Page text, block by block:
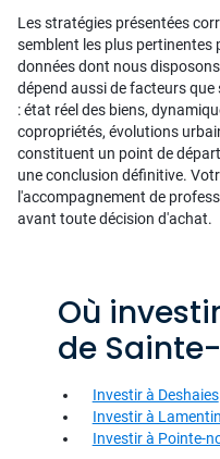
Les stratégies présentées
semblent les plus pertinentes
données dont nous
dépend aussi de facteurs
: état réel des biens,
copropriétés, évolutions
constituent un point de
une conclusion définitive.
l'accompagnement de
avant toute décision d'achat.
Où
de
Investir à Deshaies
Investir à Lamentin
Investir à Pointe-